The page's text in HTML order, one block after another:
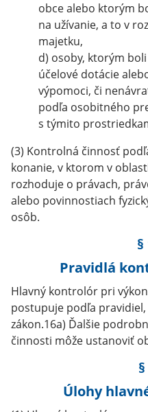
obce alebo ktorým
na užívanie, a to v
majetku,
d) osoby, ktorým
účelové dotácie
výpomoci, či
podľa osobitného
s týmito
(3) Kontrolná činnosť
konanie, v ktorom v
rozhoduje o právach,
alebo povinnostiach
osôb.
Pravidlá
Hlavný kontrolór pri
postupuje podľa
zákon.16a) Ďalšie
činnosti môže ustanoviť
Úlohy